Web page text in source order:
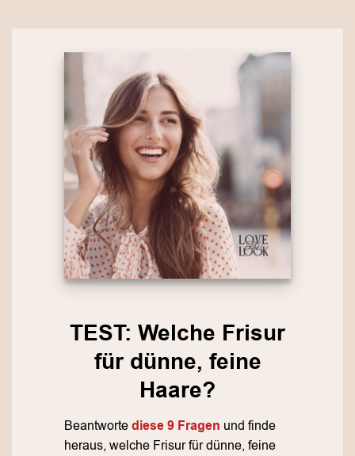
TEST: Welche Frisur
für dünne, feine
Haare?
Beantwortediese 9 Fragen und finde
heraus, welche Frisur für dünne, feine